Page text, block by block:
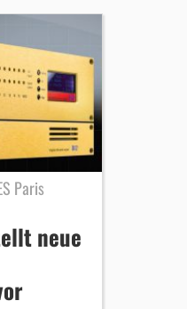
Paris
neue